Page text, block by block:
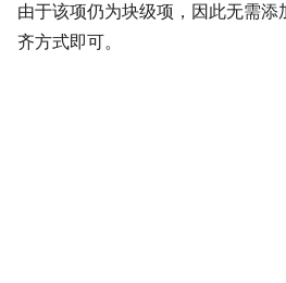
由于该项仍为块级项，因此无需
齐方式即可。